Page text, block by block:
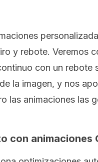
y rebote. Veremos
con un rebote
la imagen, y nos
las animaciones las
con animaciones